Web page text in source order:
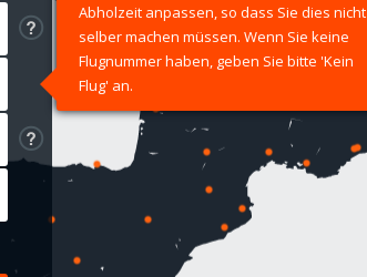
Abholzeit anpassen, so dass Sie dies nicht
selber machen müssen. Wenn Sie keine
Flugnummer haben, geben Sie bitte 'Kein
Flug' an.